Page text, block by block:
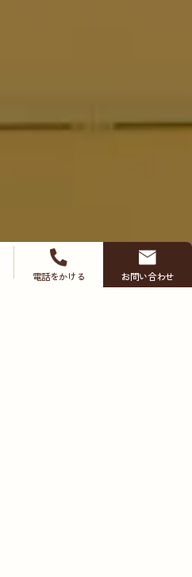
電話をかける お問い合わせ